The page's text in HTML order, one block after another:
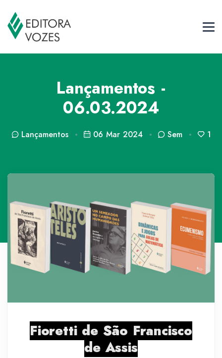
Lançamentos -
06.03.2024
Lançamentos 06 Mar 2024 Sem 1
Fioretti de São Francisco
de Assis